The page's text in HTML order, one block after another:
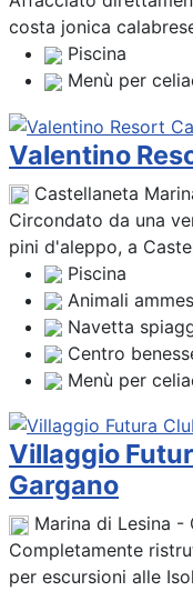
costa jonica
Piscina
Menù per
Valentino
Castellaneta
Circondato da una
pini d'aleppo, a
Piscina
Animali
Navetta
Centro
Menù per
Villaggio
Gargano
Marina di Lesina -
Completamente
per escursioni alle